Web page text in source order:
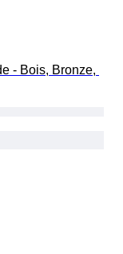
- Bois, Bronze,